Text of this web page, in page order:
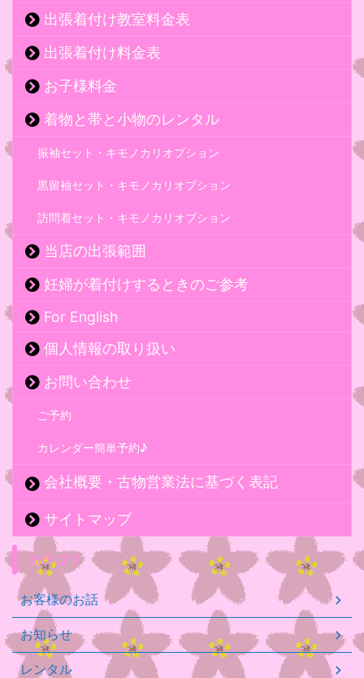
出張着付け教室料金表
出張着付け料金表
お子様料金
着物と帯と小物のレンタル
振袖セット・キモノカリオプション
黒留袖セット・キモノカリオプション
訪問着セット・キモノカリオプション
当店の出張範囲
妊婦が着付けするときのご参考
For English
個人情報の取り扱い
お問い合わせ
ご予約
カレンダー簡単予約♪
会社概要・古物営業法に基づく表記
サイトマップ
カテゴリ
お客様のお話
お知らせ
レンタル